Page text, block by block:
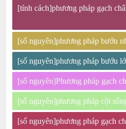
[tính cách]phương pháp gạch
[số nguyên]phương pháp bướu
[số nguyên]phương pháp bướu
[số nguyên]Phương pháp gạch
[số nguyên]phương pháp cột
[số nguyên]phương pháp gạch